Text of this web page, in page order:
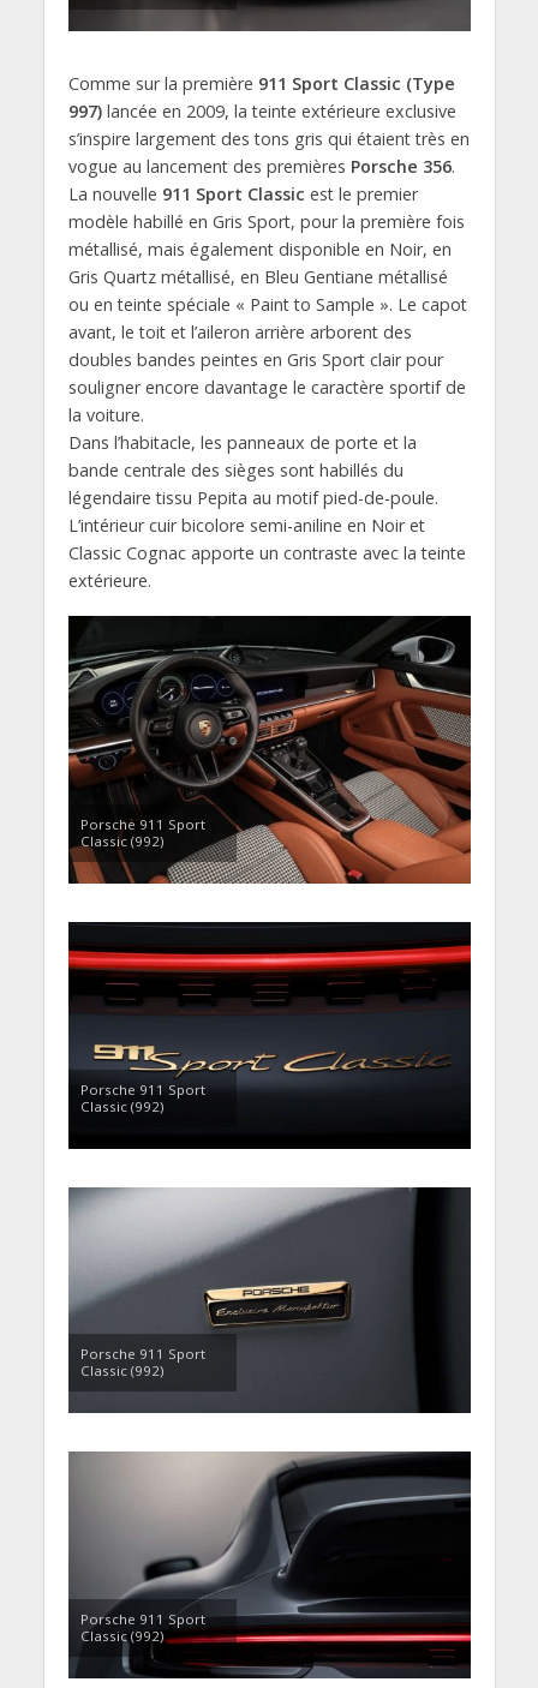
Comme sur la première 911 Sport Classic (Type
997)lancée en 2009, la teinte extérieure exclusive
s’inspire largement des tons gris qui étaient très en
vogue au lancement des premières Porsche 356.
La nouvelle 911 Sport Classic est le premier
modèle habillé en Gris Sport, pour la première fois
métallisé, mais également disponible en Noir, en
Gris Quartz métallisé, en Bleu Gentiane métallisé
ou en teinte spéciale « Paint to Sample ». Le capot
avant, le toit et l’aileron arrière arborent des
doubles bandes peintes en Gris Sport clair pour
souligner encore davantage le caractère sportif de
la voiture.
Dans l’habitacle, les panneaux de porte et la
bande centrale des sièges sont habillés du
légendaire tissu Pepita au motif pied-de-poule.
L’intérieur cuir bicolore semi-aniline en Noir et
Classic Cognac apporte un contraste avec la teinte
extérieure.
Porsche 911 Sport
Classic (992)
Porsche 911 Sport
Classic (992)
Porsche 911 Sport
Classic (992)
Porsche 911 Sport
Classic (992)